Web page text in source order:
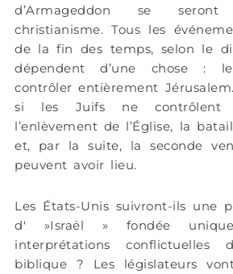
d’Armageddon se
christianisme. Tous les
de la fin des temps, selon le
dépendent d’une chose :
contrôler entièrement
si les Juifs ne contrôlent
l’enlèvement de l’Église, la
et, par la suite, la seconde
peuvent avoir lieu.
Les États-Unis suivront-ils une
d' »Israël » fondée
interprétations
biblique ? Les législateurs